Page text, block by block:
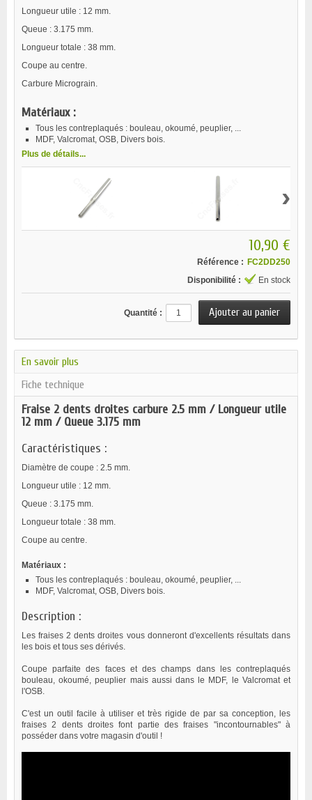
Longueur utile : 12 mm.
Queue : 3.175 mm.
Longueur totale : 38 mm.
Coupe au centre.
Carbure Micrograin.
Matériaux :
Tous les contreplaqués : bouleau, okoumé, peuplier, ...
MDF, Valcromat, OSB, Divers bois.
Plus de détails...
›
10,90 €
Référence : FC2DD250
Disponibilité :
En stock
Quantité :
En savoir plus
Fiche technique
Fraise 2 dents droites carbure 2.5 mm / Longueur utile
12 mm / Queue 3.175 mm
Caractéristiques :
Diamètre de coupe : 2.5 mm.
Longueur utile : 12 mm.
Queue : 3.175 mm.
Longueur totale : 38 mm.
Coupe au centre.
Matériaux :
Tous les contreplaqués : bouleau, okoumé, peuplier, ...
MDF, Valcromat, OSB, Divers bois.
Description :
Les fraises 2 dents droites vous donneront d'excellents résultats dans
les bois et tous ses dérivés.
Coupe parfaite des faces et des champs dans les contreplaqués
bouleau, okoumé, peuplier mais aussi dans le MDF, le Valcromat et
l'OSB.
C'est un outil facile à utiliser et très rigide de par sa conception, les
fraises 2 dents droites font partie des fraises "incontournables" à
posséder dans votre magasin d'outil !